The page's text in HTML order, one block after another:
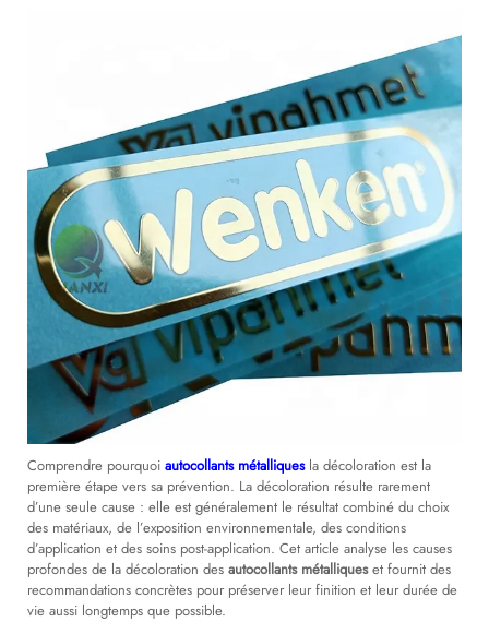
Comprendre pourquoi autocollants métalliques la décoloration est la
première étape vers sa prévention. La décoloration résulte rarement
d’une seule cause : elle est généralement le résultat combiné du choix
des matériaux, de l’exposition environnementale, des conditions
d’application et des soins post-application. Cet article analyse les causes
profondes de la décoloration des autocollants métalliqueset fournit des
recommandations concrètes pour préserver leur finition et leur durée de
vie aussi longtemps que possible.